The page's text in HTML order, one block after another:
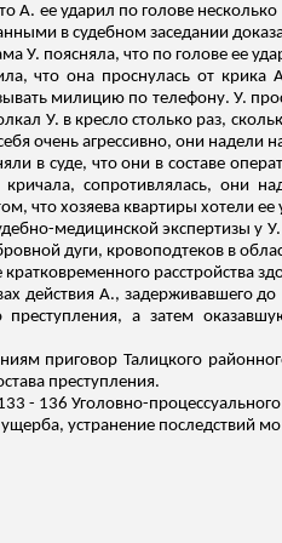
А. ее ударил по голове
в судебном заседании
У. поясняла, что по голове ее
что она проснулась от
милицию по телефону. У.
У. в кресло столько раз,
очень агрессивно, они надели
в суде, что они в составе
кричала, сопротивлялась, они
что хозяева квартиры хотели ее
медицинской экспертизы у
дуги, кровоподтеков в
расстройства
действия А., задерживавшего
преступления, а затем
приговор Талицкого
преступления.
133 - 136 Уголовно-
устранение последствий